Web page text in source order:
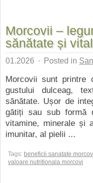
Morcovii –
sănătate și
01.2026 · Posted in
Morcovii sunt printre
gustului dulceag,
sănătate. Ușor de
gătiți sau sub formă
vitamine, minerale și
imunitar, al pielii ...
Tags: beneficii sanatate
valoare nutritionala morcovi